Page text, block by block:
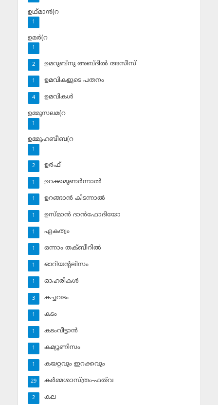
ഉഥ്മാന്‍(റ
1
ഉമര്‍(റ
1
ഉമറുബ്‌നു അബ്ദില്‍ അസീസ്‌
2
ഉമവികളുടെ പതനം
1
ഉമവികള്‍
4
ഉമ്മുസലമ(റ
1
ഉമ്മുഹബീബ(റ
1
ഉര്‍ഫ്
2
ഉറക്കമുണര്‍ന്നാല്‍
1
ഉറങ്ങാന്‍ കിടന്നാല്‍
1
ഉസ്മാന്‍ ദാന്‍ഫോദിയോ
1
ഏകത്വം
1
ഒന്നാം തക്ബീറില്‍
1
ഓറിയന്റലിസം
1
ഓഹരികള്‍
1
കച്ചവടം
3
കടം
1
കടംവീട്ടാന്‍
1
കമ്യൂണിസം
1
കയറ്റവും ഇറക്കവും
1
കര്‍മ്മശാസ്ത്രം-ഫത്‌വ
29
കല
2